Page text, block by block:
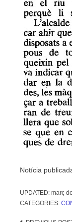
Notícia
UPDATED: març
CATEGORIES: